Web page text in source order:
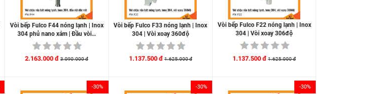
Vòi bếp Fulco F44 nóng lạnh | Inox
304 phủ nano xám | Đầu vòi…
2.163.000 đ 3.090.000 đ
Vòi bếp Fulco F33 nóng lạnh | Inox
304 | Vòi xoay 360độ
1.137.500 đ 1.625.000 đ
Vòi bếp Fulco F22 nóng lạnh | Inox
304 | Vòi xoay 306độ
1.137.500 đ 1.625.000 đ
-30% -30% -30%